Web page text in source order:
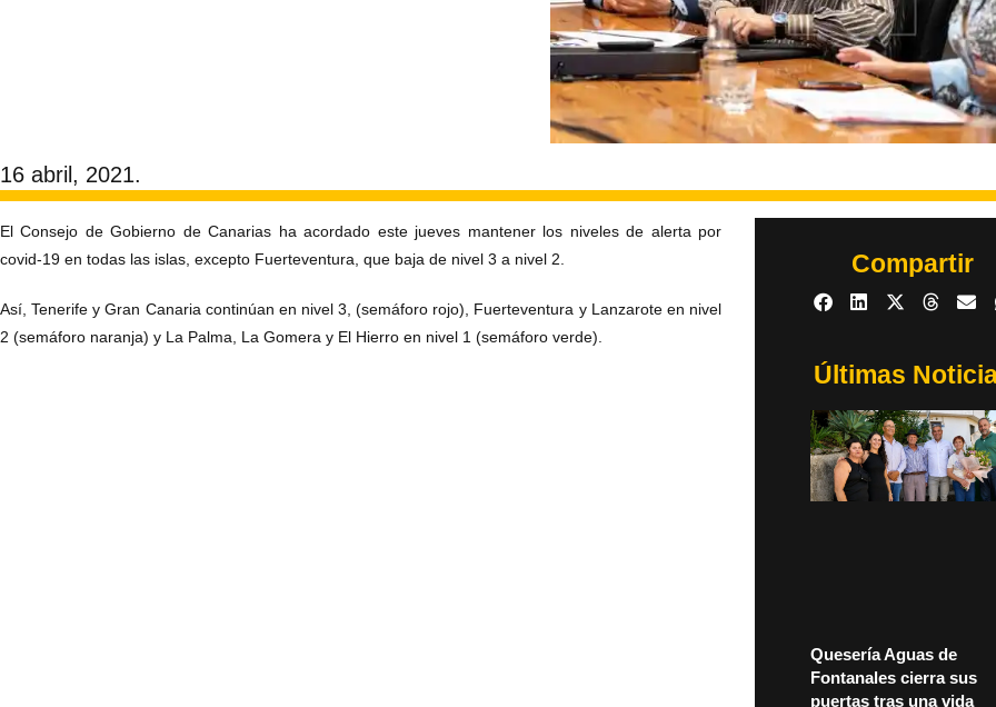
16 abril, 2021.
El Consejo de Gobierno de Canarias ha acordado este jueves mantener los niveles de alerta por
covid-19 en todas las islas, excepto Fuerteventura, que baja de nivel 3 a nivel 2.
Así, Tenerife y Gran Canaria continúan en nivel 3, (semáforo rojo), Fuerteventura y Lanzarote en nivel
2 (semáforo naranja) y La Palma, La Gomera y El Hierro en nivel 1 (semáforo verde).
Compartir
Últimas
Quesería Aguas de
Fontanales cierra sus
puertas tras una vida